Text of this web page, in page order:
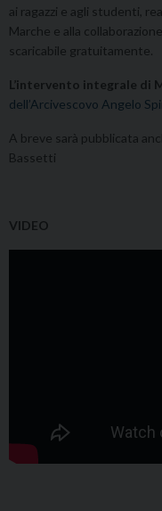
ai ragazzi e agli studenti,
Marche e alla
scaricabile gratuitamente.
L’intervento integrale di
dell’Arcivescovo Angelo
A breve sarà pubblicata
Bassetti
VIDEO